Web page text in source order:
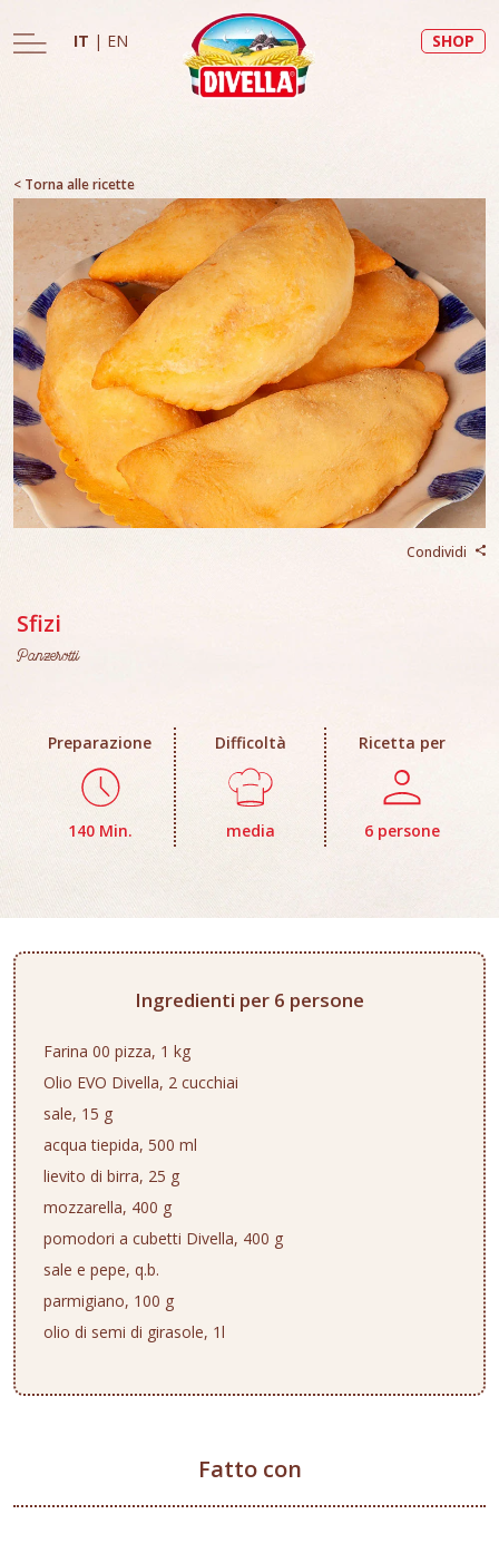
IT | EN SHOP
< Torna alle ricette
Condividi
Sfizi
Panzerotti
Preparazione
140 Min.
Difficoltà
media
Ricetta per
6 persone
Ingredienti per 6 persone
Farina 00 pizza, 1 kg
Olio EVO Divella, 2 cucchiai
sale, 15 g
acqua tiepida, 500 ml
lievito di birra, 25 g
mozzarella, 400 g
pomodori a cubetti Divella, 400 g
sale e pepe, q.b.
parmigiano, 100 g
olio di semi di girasole, 1l
Fatto con